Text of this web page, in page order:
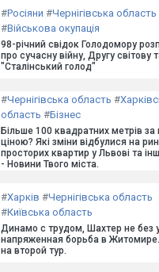
#Росіяни #Чернігівська область
#Військова окупація
98-річний свідок Голодомору
про сучасну війну, Другу світову
"Сталінський голод"
#Чернігівська область #
область #Бізнес
Більше 100 квадратних метрів за
ціною? Які зміни відбулися на
просторих квартир у Львові та
- Новини Твого міста.
#Харків #Чернігівська область
#Київська область
Динамо с трудом, Шахтер не без
напряженная борьба в
на второй тур.